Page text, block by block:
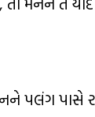
પલંગ પાસે